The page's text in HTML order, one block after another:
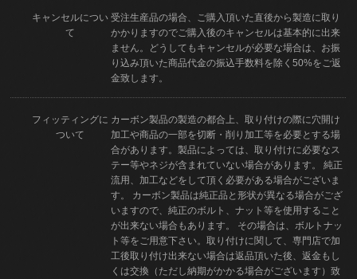
キャンセルについ
て
受注生産品の場合、ご購入頂いた直後から製造に取り
かかりますのでご購入後のキャンセルは基本的に出来
ません。どうしてもキャンセルが必要な場合は、お振
り込み頂いた商品代金の振込手数料を除く50%をご返
金致します。
フィッティングに
ついて
カーボン製品の製造の都合上、取り付けの際に穴開け
加工や商品の一部を切断・削り加工等を必要とする場
合があります。製品によっては、取り付けに必要なス
テー等やネジが含まれていない場合があります。 純正
流用、加工などをして頂く必要がある場合がございま
す。 カーボン製品は純正品と形状が異なる場合がござ
いますので、純正のボルト、ナット等を使用すること
が出来ない場合もあります。 その場合は、ボルトナッ
ト等をご用意下さい。取り付けに関して、専門店で加
工後取り付け出来ない場合は返品頂いた後、返金もし
くは交換（ただし納期がかかる場合がございます）致